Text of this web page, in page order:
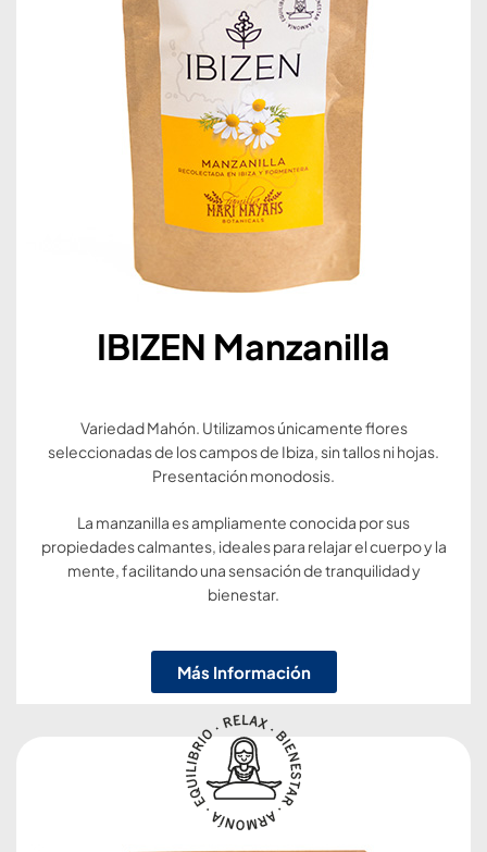
IBIZEN Manzanilla
Variedad Mahón. Utilizamos únicamente flores
seleccionadas de los campos de Ibiza, sin tallos ni hojas.
Presentación monodosis.
La manzanilla es ampliamente conocida por sus
propiedades calmantes, ideales para relajar el cuerpo y la
mente, facilitando una sensación de tranquilidad y
bienestar.
Más Información